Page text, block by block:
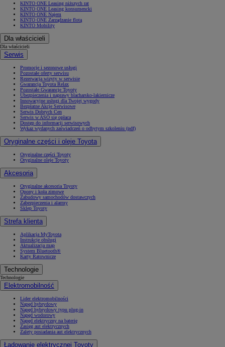
KINTO ONE Leasing niższych rat
KINTO ONE Leasing konsumencki
KINTO ONE Najem
KINTO ONE Zarządzanie flotą
KINTO Mobility
Dla właścicieli
Dla właścicieli
Serwis
Promocje i sezonowe usługi
Pozostałe oferty serwisu
Rezerwacja wizyty w serwisie
Gwarancja Toyota Relax
Pozostałe Gwarancje Toyoty
Ubezpieczenia i naprawy blacharsko-lakiernicze
Innowacyjne usługi dla Twojej wygody
Bezpłatne Akcje Serwisowe
Serwis Dobrych Cen
Serwis w ASO się opłaca
Dostęp do informacji serwisowych
Wykaz wydanych zaświadczeń o odbytym szkoleniu (pdf)
Oryginalne części i oleje Toyota
Oryginalne części Toyoty
Oryginalne oleje Toyoty
Akcesoria
Oryginalne akcesoria Toyoty
Opony i koła zimowe
Zabudowy samochodów dostawczych
Zabezpieczenia i alarmy
Sklep Toyoty
Strefa klienta
Aplikacja MyToyota
Instrukcje obsługi
Aktualizacja map
System Bluetooth®
Karty Ratownicze
Technologie
Technologie
Elektromobilność
Lider elektromobilności
Napęd hybrydowy
Napęd hybrydowy typu plug-in
Napęd wodorowy
Napęd elektryczny na baterię
Zasięg aut elektrycznych
Zalety posiadania aut elektrycznych
Ładowanie elektrycznej Toyoty